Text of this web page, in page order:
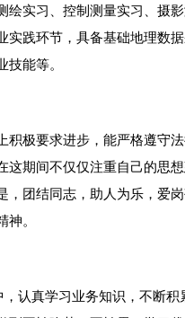
绘实习、控制测量实习、摄影
实践环节，具备基础地理数
能等。
积极要求进步，能严格遵守
这期间不仅仅注重自己的思
，团结同志，助人为乐，爱
。
认真学习业务知识，不断积